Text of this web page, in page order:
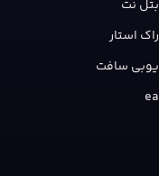
بتل نت
راک استار
یوبی سافت
ea